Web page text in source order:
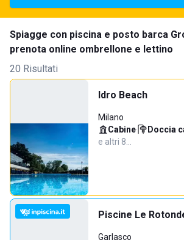
Spiagge con piscina e posto barca
prenota online ombrellone e lettino
20 Risultati
Idro Beach
Milano
Cabine· Doccia
e altri 8…
Piscine Le
Garlasco